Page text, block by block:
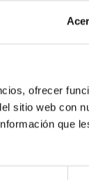
ofrecer
sitio web con
que